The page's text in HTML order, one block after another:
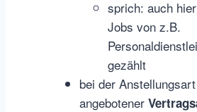
sprich: auch
Jobs von z.B.
gezählt
bei der
angebotener